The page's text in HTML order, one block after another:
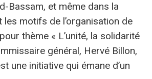
Bassam, et même dans la
les motifs de l’organisation de
thème « L’unité, la solidarité
général, Hervé Billon,
une initiative qui émane d’un